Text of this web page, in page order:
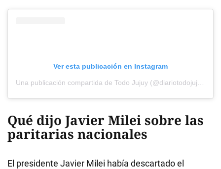
Ver esta publicación en Instagram
Qué dijo Javier Milei sobre las
paritarias nacionales
El presidente Javier Milei había descartado el